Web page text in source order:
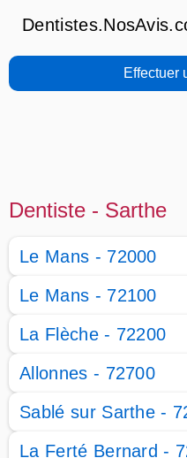
Effectuer
Dentiste - Sarthe
Le Mans - 72000
Le Mans - 72100
La Flèche - 72200
Allonnes - 72700
Sablé sur Sarthe -
La Ferté Bernard -